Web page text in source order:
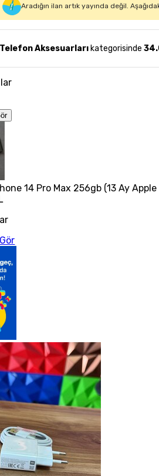
Aradığın ilan artık yayında değil.
Telefon Aksesuarları kategorisinde
14 Pro Max 256gb (13 Ay